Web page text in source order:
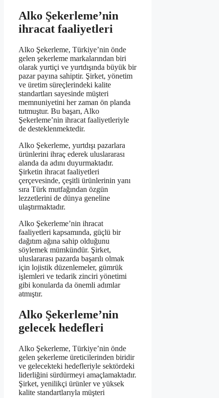
Alko Şekerleme’nin
ihracat faaliyetleri
Alko Şekerleme, Türkiye’nin önde
gelen şekerleme markalarından biri
olarak yurtiçi ve yurtdışında büyük bir
pazar payına sahiptir. Şirket, yönetim
ve üretim süreçlerindeki kalite
standartları sayesinde müşteri
memnuniyetini her zaman ön planda
tutmuştur. Bu başarı, Alko
Şekerleme’nin ihracat faaliyetleriyle
de desteklenmektedir.
Alko Şekerleme, yurtdışı pazarlara
ürünlerini ihraç ederek uluslararası
alanda da adını duyurmaktadır.
Şirketin ihracat faaliyetleri
çerçevesinde, çeşitli ürünlerinin yanı
sıra Türk mutfağından özgün
lezzetlerini de dünya geneline
ulaştırmaktadır.
Alko Şekerleme’nin ihracat
faaliyetleri kapsamında, güçlü bir
dağıtım ağına sahip olduğunu
söylemek mümkündür. Şirket,
uluslararası pazarda başarılı olmak
için lojistik düzenlemeler, gümrük
işlemleri ve tedarik zinciri yönetimi
gibi konularda da önemli adımlar
atmıştır.
Alko Şekerleme’nin
gelecek hedefleri
Alko Şekerleme, Türkiye’nin önde
gelen şekerleme üreticilerinden biridir
ve gelecekteki hedefleriyle sektördeki
liderliğini sürdürmeyi amaçlamaktadır.
Şirket, yenilikçi ürünler ve yüksek
kalite standartlarıyla müşteri